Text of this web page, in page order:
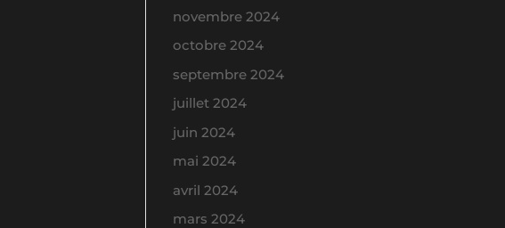
novembre 2024
octobre 2024
septembre 2024
juillet 2024
juin 2024
mai 2024
avril 2024
mars 2024